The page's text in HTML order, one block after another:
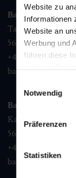
Website zu
Informationen
Website an
Werbung und
führen diese
Nutzung der
Notwendig
Präferenzen
Statistiken
Bad Hofgastein
Tauernplatz 1,
5630 Bad
+43 6432 3393
Bad Gastein
Kaiser Franz
5640
+43 6432 3393 560